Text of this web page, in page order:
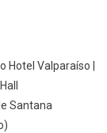
Valparaíso |
Santana